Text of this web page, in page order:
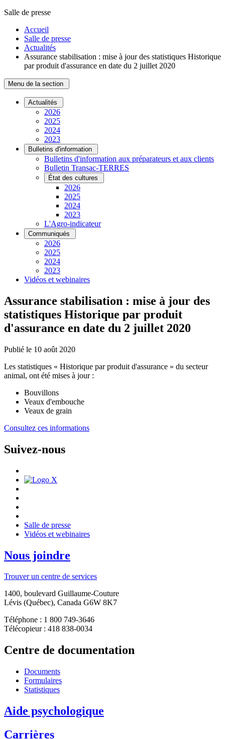
Salle de presse
Accueil
Salle de presse
Actualités
Assurance stabilisation : mise à jour des statistiques Historique
par produit d'assurance en date du 2 juillet 2020
Menu de la section
Actualités
2026
2025
2024
2023
Bulletins d'information
Bulletins d'information aux préparateurs et aux clients
Bulletin Transac-TERRES
État des cultures
2026
2025
2024
2023
L'Agro-indicateur
Communiqués
2026
2025
2024
2023
Vidéos et webinaires
Assurance stabilisation : mise à jour des
statistiques Historique par produit
d'assurance en date du 2 juillet 2020
Publié le 10 août 2020
Les statistiques « Historique par produit d'assurance » du secteur
animal, ont été mises à jour :
Bouvillons
Veaux d'embouche
Veaux de grain
Consultez ces informations
Suivez-nous
Salle de presse
Vidéos et webinaires
Nous joindre
Trouver un centre de services
1400, boulevard Guillaume-Couture
Lévis (Québec), Canada G6W 8K7
Téléphone : 1 800 749-3646
Télécopieur : 418 838-0034
Centre de documentation
Documents
Formulaires
Statistiques
Aide psychologique
Carrières